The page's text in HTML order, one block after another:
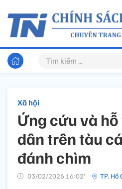
Xã hội
Ứng cứu và
dân trên tàu
đánh chìm
03/02/2026 16:02’ TP. Hồ